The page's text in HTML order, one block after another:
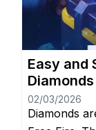
Easy and
02/03/2026
Diamonds